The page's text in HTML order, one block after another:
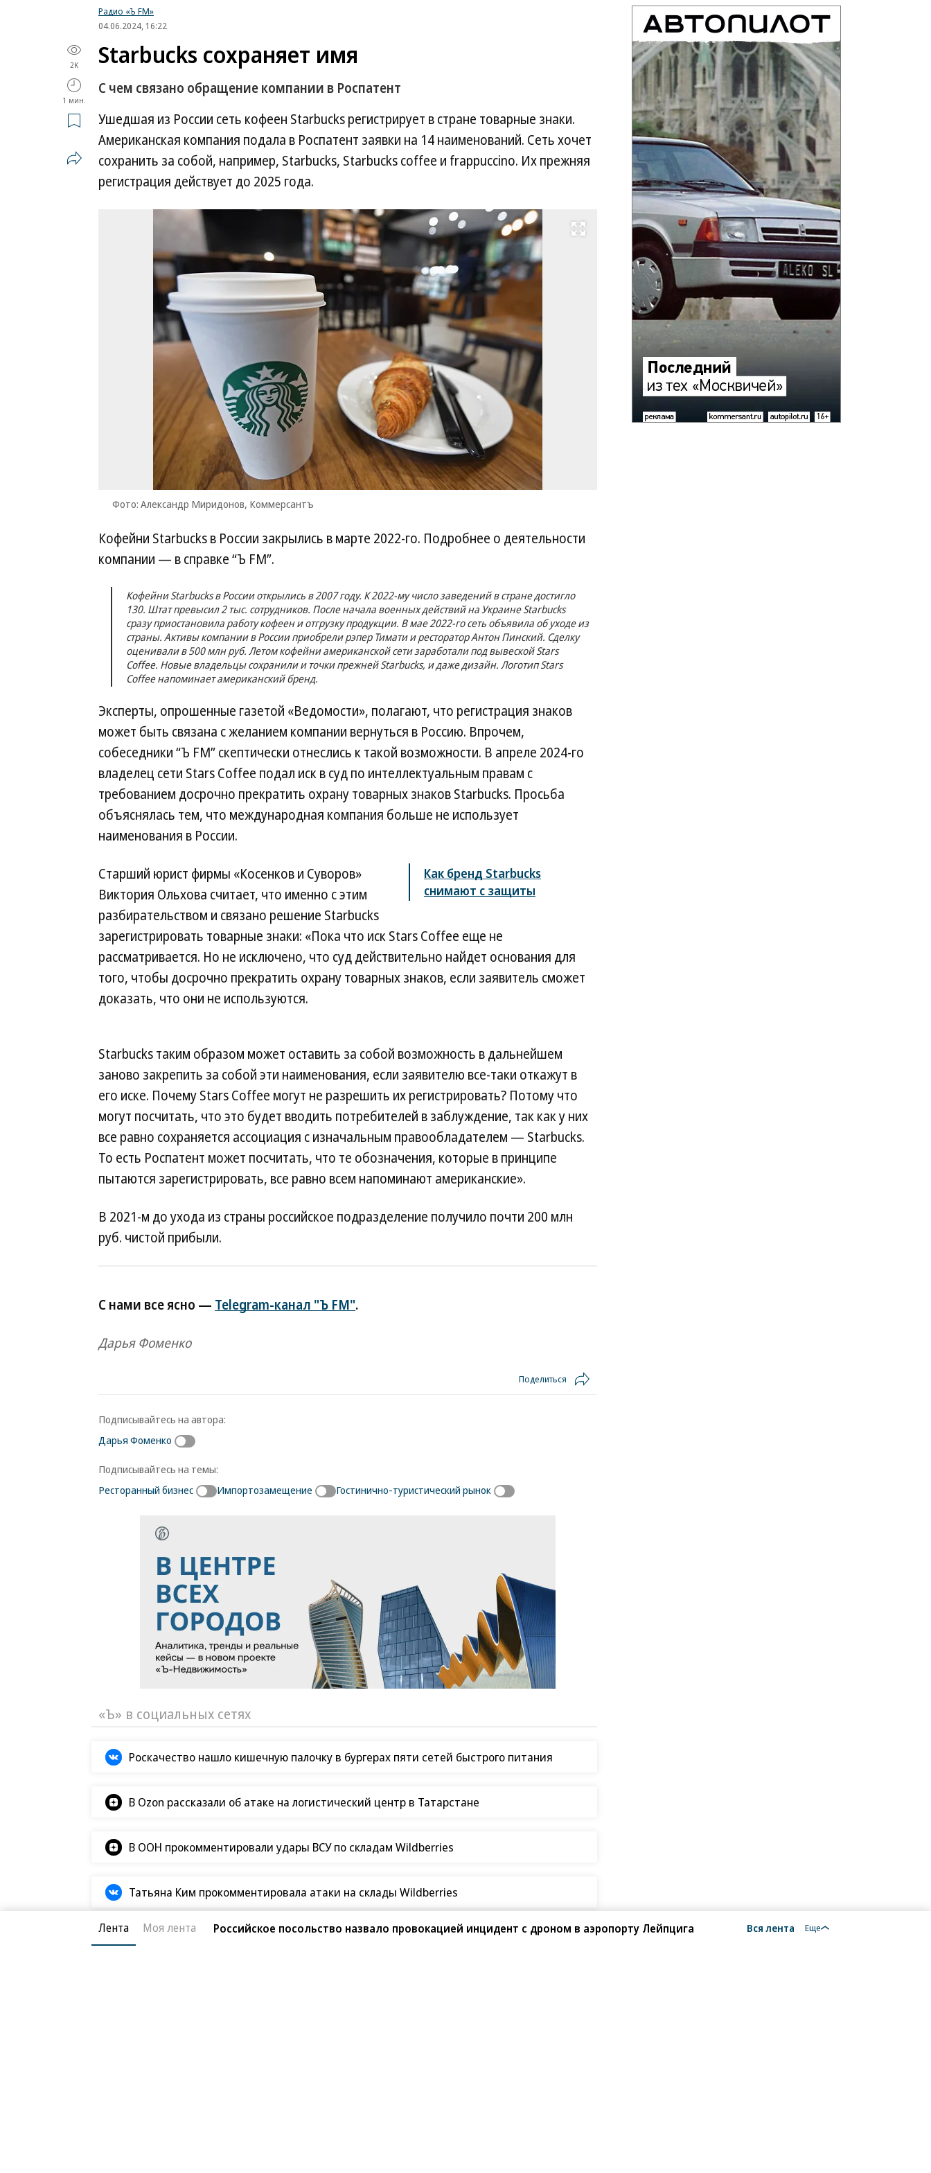
Радио «Ъ FM»
04.06.2024, 16:22
2K
1 мин.
Starbucks сохраняет имя
С чем связано обращение компании в Роспатент
Ушедшая из России сеть кофеен Starbucks регистрирует в стране товарные знаки.
Американская компания подала в Роспатент заявки на 14 наименований. Сеть хочет
сохранить за собой, например, Starbucks, Starbucks coffee и frappuccino. Их прежняя
регистрация действует до 2025 года.
Развернуть на весь экран
Фото: Александр Миридонов, Коммерсантъ
Фото:
Александр
Миридонов,
Коммерсантъ
Кофейни Starbucks в России закрылись в марте 2022-го. Подробнее о деятельности
компании — в справке “Ъ FM”.
Кофейни Starbucks в России открылись в 2007 году. К 2022-му число заведений в стране достигло
130. Штат превысил 2 тыс. сотрудников. После начала военных действий на Украине Starbucks
сразу приостановила работу кофеен и отгрузку продукции. В мае 2022-го сеть объявила об уходе из
страны. Активы компании в России приобрели рэпер Тимати и ресторатор Антон Пинский. Сделку
оценивали в 500 млн руб. Летом кофейни американской сети заработали под вывеской Stars
Coffee. Новые владельцы сохранили и точки прежней Starbucks, и даже дизайн. Логотип Stars
Coffee напоминает американский бренд.
Эксперты, опрошенные газетой «Ведомости», полагают, что регистрация знаков
может быть связана с желанием компании вернуться в Россию. Впрочем,
собеседники “Ъ FM” скептически отнеслись к такой возможности. В апреле 2024-го
владелец сети Stars Coffee подал иск в суд по интеллектуальным правам с
требованием досрочно прекратить охрану товарных знаков Starbucks. Просьба
объяснялась тем, что международная компания больше не использует
наименования в России.
Как бренд Starbucks
снимают с защиты
Старший юрист фирмы «Косенков и Суворов»
Виктория Ольхова считает, что именно с этим
разбирательством и связано решение Starbucks
зарегистрировать товарные знаки: «Пока что иск Stars Coffee еще не
рассматривается. Но не исключено, что суд действительно найдет основания для
того, чтобы досрочно прекратить охрану товарных знаков, если заявитель сможет
доказать, что они не используются.
Starbucks таким образом может оставить за собой возможность в дальнейшем
заново закрепить за собой эти наименования, если заявителю все-таки откажут в
его иске. Почему Stars Coffee могут не разрешить их регистрировать? Потому что
могут посчитать, что это будет вводить потребителей в заблуждение, так как у них
все равно сохраняется ассоциация с изначальным правообладателем — Starbucks.
То есть Роспатент может посчитать, что те обозначения, которые в принципе
пытаются зарегистрировать, все равно всем напоминают американские».
В 2021-м до ухода из страны российское подразделение получило почти 200 млн
руб. чистой прибыли.
С нами все ясно — Telegram-канал "Ъ FM".
Дарья Фоменко
Поделиться
Подписывайтесь на автора:
Дарья Фоменко
Подписывайтесь на темы:
Ресторанный бизнес
Импортозамещение Гостинично-туристический рынок
«Ъ» в социальных сетях
Роскачество нашло кишечную палочку в бургерах пяти сетей быстрого питания
В Ozon рассказали об атаке на логистический центр в Татарстане
В ООН прокомментировали удары ВСУ по складам Wildberries
Татьяна Ким прокомментировала атаки на склады Wildberries
Лента Моя лента Российское посольство назвало провокацией инцидент с дроном в аэропорту Лейпцига Вся лента Еще